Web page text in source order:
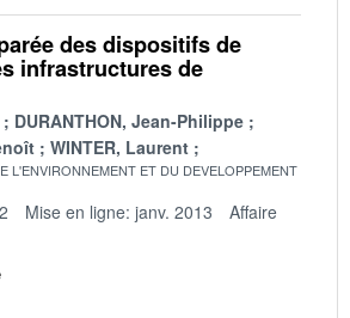
des dispositifs de
infrastructures de
DURANTHON, Jean-Philippe
WINTER, Laurent
L'ENVIRONNEMENT ET DU DEVELOPPEMENT
Mise en ligne: janv. 2013
Affaire